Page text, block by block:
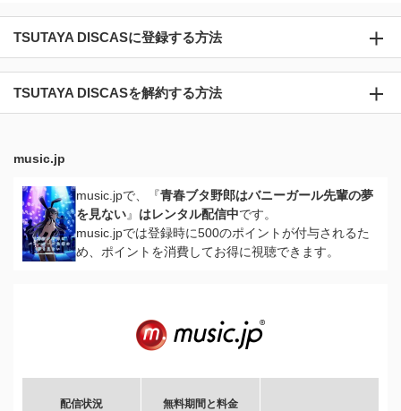
TSUTAYA DISCASに登録する方法
TSUTAYA DISCASを解約する方法
music.jp
music.jpで、『青春ブタ野郎はバニーガール先輩の夢
を見ない』 はレンタル配信中です。
music.jpでは登録時に500のポイントが付与されるた
め、ポイントを消費してお得に視聴できます。
配信状況 無料期間と料金